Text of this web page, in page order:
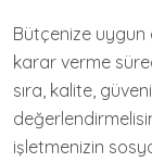
Bütçenize uygun
karar verme
sıra, kalite,
işletmenizin